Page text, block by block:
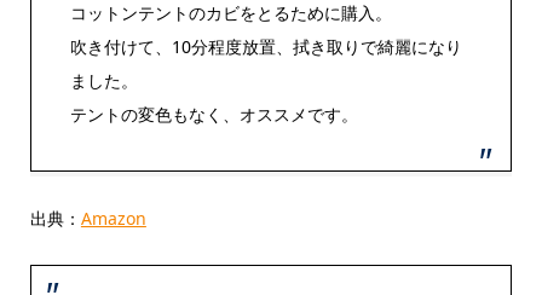
コットンテントのカビをとるために購入。
吹き付けて、10分程度放置、拭き取りで綺麗になり
ました。
テントの変色もなく、オススメです。
出典： Amazon